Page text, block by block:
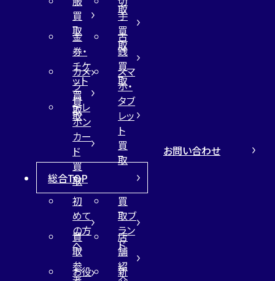
取
買
取
手
買
取
金
券・
チケ
ット
買
取
古
銭
買
取
カメ
ラ
買
取
スマ
ホ・
タブ
レッ
ト
買
取
テレ
ホン
カー
ド
買
取
総合TOP
初
めて
の方
へ
買
取ブ
ラン
ド
買
取
参
店
舗
紹
お役
新
お問い合わせ